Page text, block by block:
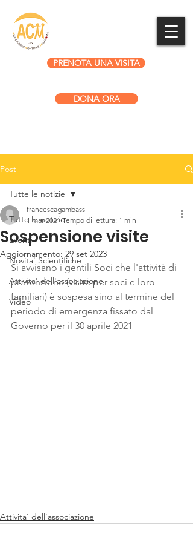
PRENOTA UNA VISITA
DONA ORA
Post
Tutte le notizie
Eventi
Novita' Scientifiche
Attivita' dell'associazione
Video
Tutte le notizie
Sospensione visite
francescagambassi
1 mar 2021 Tempo di lettura: 1 min
Aggiornamento: 29 set 2023
Si avvisano i gentili Soci che l'attività di
prevenzione (visite per soci e loro
familiari) è sospesa sino al termine del
periodo di emergenza fissato dal
Governo per il 30 aprile 2021
Attivita' dell'associazione